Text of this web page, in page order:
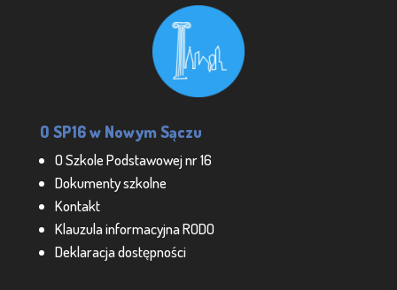
O SP16 w Nowym Sączu
O Szkole Podstawowej nr 16
Dokumenty szkolne
Kontakt
Klauzula informacyjna RODO
Deklaracja dostępności